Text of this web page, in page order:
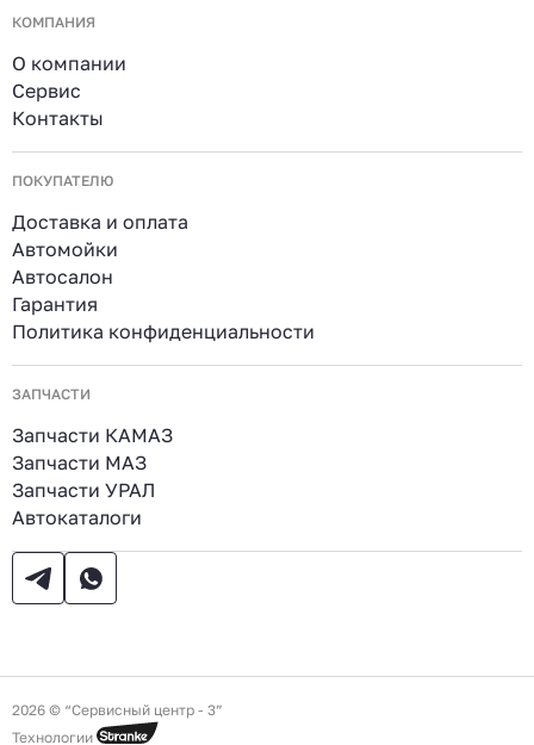
КОМПАНИЯ
О компании
Сервис
Контакты
ПОКУПАТЕЛЮ
Доставка и оплата
Автомойки
Автосалон
Гарантия
Политика конфиденциальности
ЗАПЧАСТИ
Запчасти КАМАЗ
Запчасти МАЗ
Запчасти УРАЛ
Автокаталоги
2026 © “Сервисный центр - 3”
Технологии